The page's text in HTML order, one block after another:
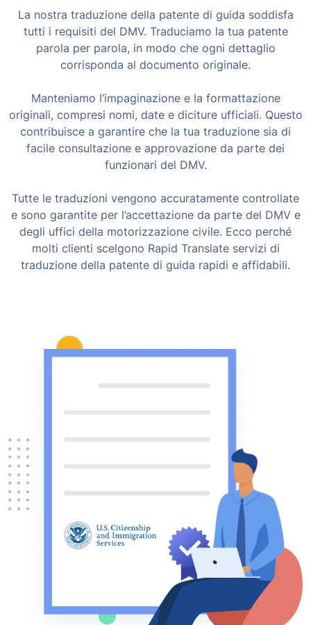
La nostra traduzione della patente di guida soddisfa
tutti i requisiti del DMV. Traduciamo la tua patente
parola per parola, in modo che ogni dettaglio
corrisponda al documento originale.
Manteniamo l’impaginazione e la formattazione
originali, compresi nomi, date e diciture ufficiali. Questo
contribuisce a garantire che la tua traduzione sia di
facile consultazione e approvazione da parte dei
funzionari del DMV.
Tutte le traduzioni vengono accuratamente controllate
e sono garantite per l’accettazione da parte del DMV e
degli uffici della motorizzazione civile. Ecco perché
molti clienti scelgono Rapid Translate servizi di
traduzione della patente di guida rapidi e affidabili.